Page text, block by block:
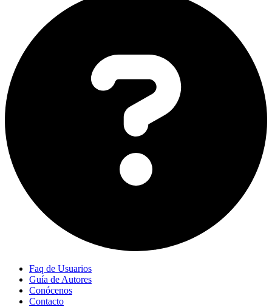
Faq de Usuarios
Guía de Autores
Conócenos
Contacto